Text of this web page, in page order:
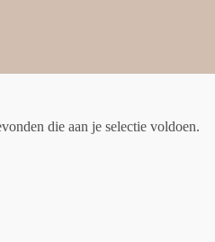
die aan je selectie voldoen.